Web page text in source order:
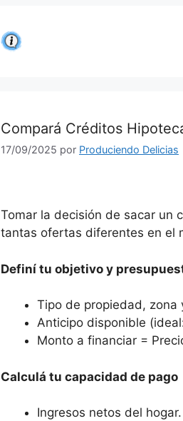
Compará Créditos
17/09/2025 por Produciendo Delicias
Tomar la decisión de sacar un
tantas ofertas diferentes en el
Definí tu objetivo y
Tipo de propiedad, zona
Anticipo disponible
Monto a financiar =
Calculá tu capacidad de pago
Ingresos netos del hogar.